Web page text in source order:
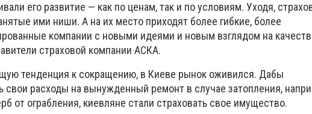
его развитие — как по ценам, так и по условиям. Уходя,
ими ниши. А на их место приходят более гибкие, более
компании с новыми идеями и новым взглядом на
страховой компании АСКА.
тенденция к сокращению, в Киеве рынок оживился. Дабы
свои расходы на вынужденный ремонт в случае затопления,
от ограбления, киевляне стали страховать свое имущество.